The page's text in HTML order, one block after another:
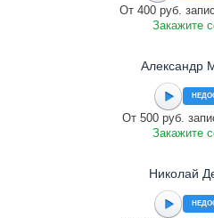
От 400 руб.
Закажите
Александр
От 500 руб.
Закажите
Николай